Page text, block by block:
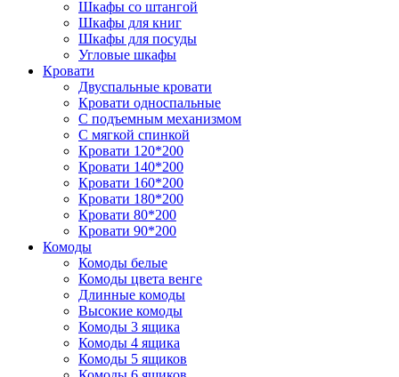
Шкафы со штангой
Шкафы для книг
Шкафы для посуды
Угловые шкафы
Кровати
Двуспальные кровати
Кровати односпальные
С подъемным механизмом
С мягкой спинкой
Кровати 120*200
Кровати 140*200
Кровати 160*200
Кровати 180*200
Кровати 80*200
Кровати 90*200
Комоды
Комоды белые
Комоды цвета венге
Длинные комоды
Высокие комоды
Комоды 3 ящика
Комоды 4 ящика
Комоды 5 ящиков